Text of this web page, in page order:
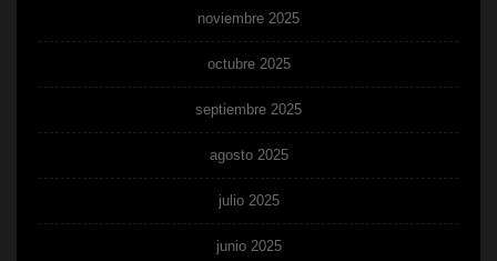
noviembre 2025
octubre 2025
septiembre 2025
agosto 2025
julio 2025
junio 2025